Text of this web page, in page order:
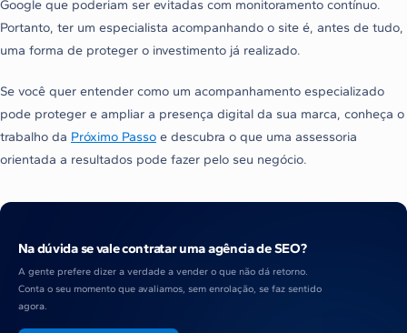
Google que poderiam ser evitadas com monitoramento contínuo.
Portanto, ter um especialista acompanhando o site é, antes de tudo,
uma forma de proteger o investimento já realizado.
Se você quer entender como um acompanhamento especializado
pode proteger e ampliar a presença digital da sua marca, conheça o
trabalho da Próximo Passo e descubra o que uma assessoria
orientada a resultados pode fazer pelo seu negócio.
Na dúvida se vale contratar uma agência de SEO?
A gente prefere dizer a verdade a vender o que não dá retorno.
Conta o seu momento que avaliamos, sem enrolação, se faz sentido
agora.